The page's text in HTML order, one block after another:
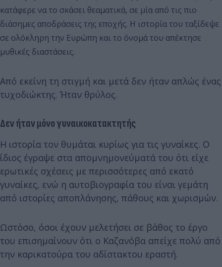
κατάφερε να το σκάσει θεαματικά, σε μία από τις πιο
διάσημες αποδράσεις της εποχής. Η ιστορία του ταξίδεψε
σε ολόκληρη την Ευρώπη και το όνομά του απέκτησε
μυθικές διαστάσεις.
Από εκείνη τη στιγμή και μετά δεν ήταν απλώς ένας
τυχοδιώκτης. Ήταν θρύλος.
Δεν ήταν μόνο γυναικοκατακτητής
Η ιστορία τον θυμάται κυρίως για τις γυναίκες. Ο
ίδιος έγραψε στα απομνημονεύματά του ότι είχε
ερωτικές σχέσεις με περισσότερες από εκατό
γυναίκες, ενώ η αυτοβιογραφία του είναι γεμάτη
από ιστορίες αποπλάνησης, πάθους και χωρισμών.
Ωστόσο, όσοι έχουν μελετήσει σε βάθος το έργο
του επισημαίνουν ότι ο Καζανόβα απείχε πολύ από
την καρικατούρα του αδίστακτου εραστή.